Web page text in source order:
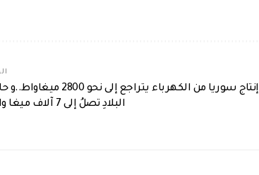
إنتاج سوريا من الكهرباء يتراجع إلى نحو 2800
البلادِ تصلُ إلى 7 آلاف ميغا واط!!